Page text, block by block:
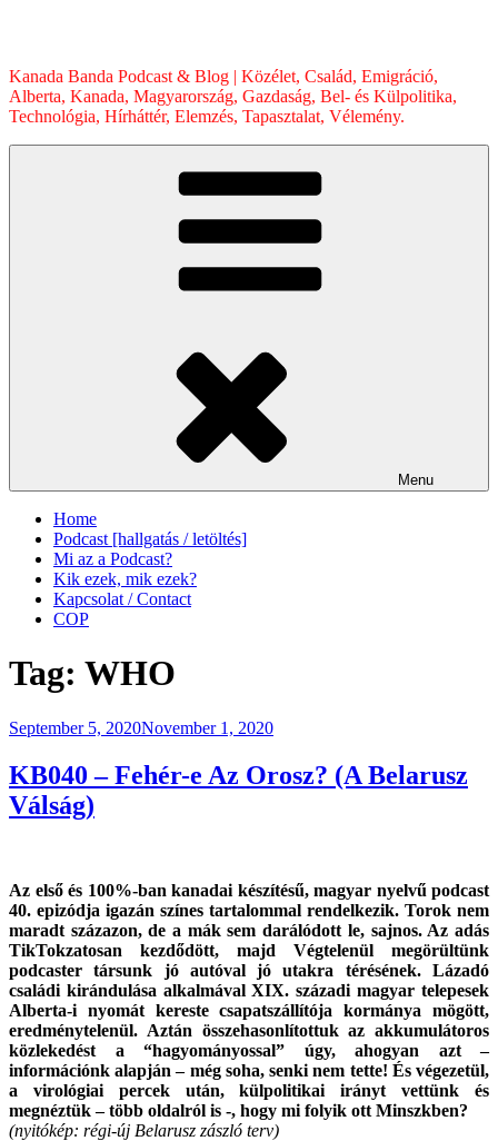
Kanada Banda Podcast & Blog | Közélet, Család, Emigráció,
Alberta, Kanada, Magyarország, Gazdaság, Bel- és Külpolitika,
Technológia, Hírháttér, Elemzés, Tapasztalat, Vélemény.
Menu
Home
Podcast [hallgatás / letöltés]
Mi az a Podcast?
Kik ezek, mik ezek?
Kapcsolat / Contact
COP
Tag: WHO
Posted
September 5, 2020November 1, 2020
KB040 – Fehér-e Az Orosz? (A Belarusz
Válság)
Az első és 100%-ban kanadai készítésű, magyar nyelvű podcast
40. epizódja igazán színes tartalommal rendelkezik. Torok nem
maradt százazon, de a mák sem darálódott le, sajnos. Az adás
TikTokzatosan kezdődött, majd Végtelenül megörültünk
podcaster társunk jó autóval jó utakra térésének. Lázadó
családi kirándulása alkalmával XIX. századi magyar telepesek
Alberta-i nyomát kereste csapatszállítója kormánya mögött,
eredménytelenül. Aztán összehasonlítottuk az akkumulátoros
közlekedést a “hagyományossal” úgy, ahogyan azt –
információnk alapján – még soha, senki nem tette! És végezetül,
a virológiai percek után, külpolitikai irányt vettünk és
megnéztük – több oldalról is -, hogy mi folyik ott Minszkben?
(nyitókép: régi-új Belarusz zászló terv)